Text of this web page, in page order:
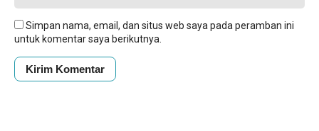
Simpan nama, email, dan situs web saya pada peramban ini
untuk komentar saya berikutnya.